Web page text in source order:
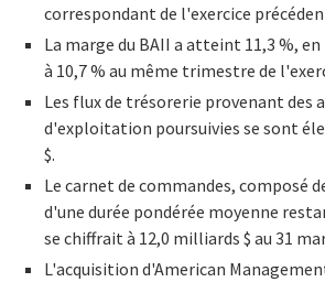
correspondant de l'exercice
La marge du BAII a atteint 11,3 %,
à 10,7 % au même trimestre de
Les flux de trésorerie provenant des
d'exploitation poursuivies se sont
$.
Le carnet de commandes, composé
d'une durée pondérée moyenne
se chiffrait à 12,0 milliards $ au 31
L'acquisition d'American